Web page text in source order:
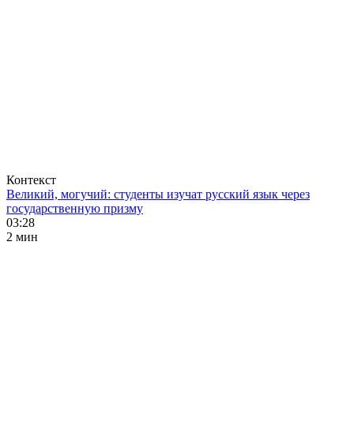
Контекст
Великий, могучий: студенты изучат русский язык через
государственную призму
03:28
2 мин